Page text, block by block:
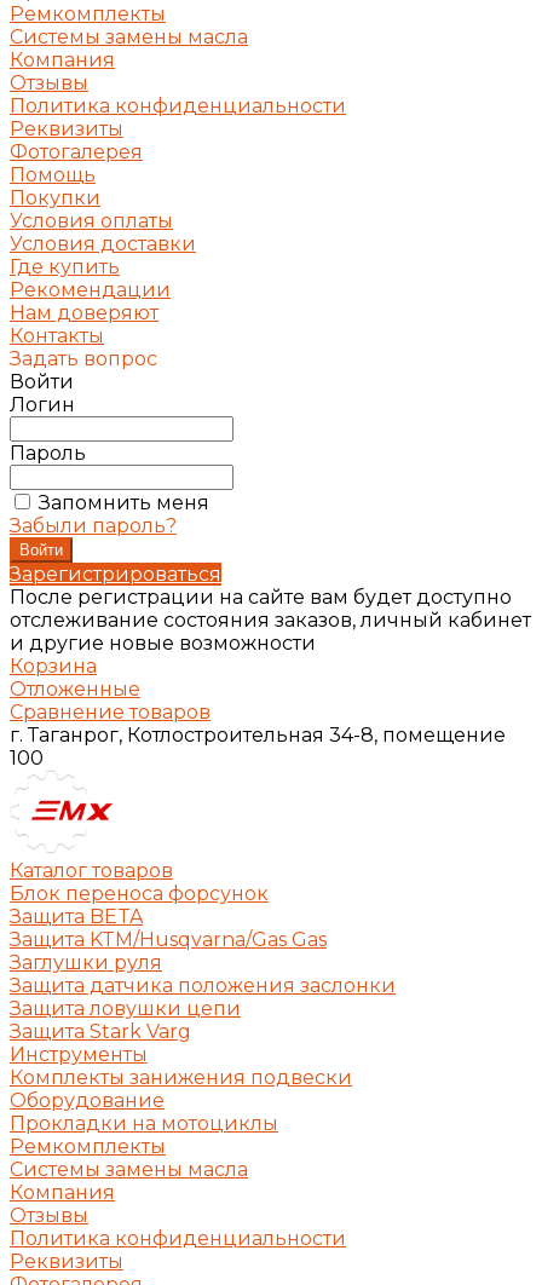
Ремкомплекты
Системы замены масла
Компания
Отзывы
Политика конфиденциальности
Реквизиты
Фотогалерея
Помощь
Покупки
Условия оплаты
Условия доставки
Где купить
Рекомендации
Нам доверяют
Контакты
Задать вопрос
Войти
Логин
Пароль
Запомнить меня
Забыли пароль?
Зарегистрироваться
После регистрации на сайте вам будет доступно
отслеживание состояния заказов, личный кабинет
и другие новые возможности
Корзина
Отложенные
Сравнение товаров
г. Таганрог, Котлостроительная 34-8, помещение
100
Каталог товаров
Блок переноса форсунок
Защита BETA
Защита KTM/Husqvarna/Gas Gas
Заглушки руля
Защита датчика положения заслонки
Защита ловушки цепи
Защита Stark Varg
Инструменты
Комплекты занижения подвески
Оборудование
Прокладки на мотоциклы
Ремкомплекты
Системы замены масла
Компания
Отзывы
Политика конфиденциальности
Реквизиты